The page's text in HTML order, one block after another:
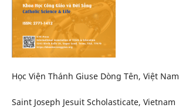
Học Viện Thánh Giuse Dòng Tên, Việt Nam
Saint Joseph Jesuit Scholasticate, Vietnam